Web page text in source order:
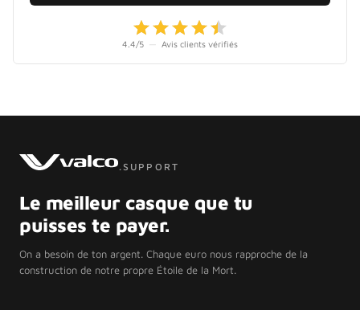
4.4/5 — Avis clients vérifiés
.SUPPORT
Le meilleur casque que tu
puisses te payer.
On a besoin de ton argent. Chaque euro nous rapproche de la
construction de notre propre Étoile de la Mort.